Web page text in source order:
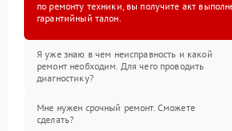
по ремонту техники, вы получите акт
гарантийный талон.
Я уже знаю в чем неисправность и какой
ремонт необходим. Для чего проводить
диагностику?
Мне нужен срочный ремонт. Сможете
сделать?